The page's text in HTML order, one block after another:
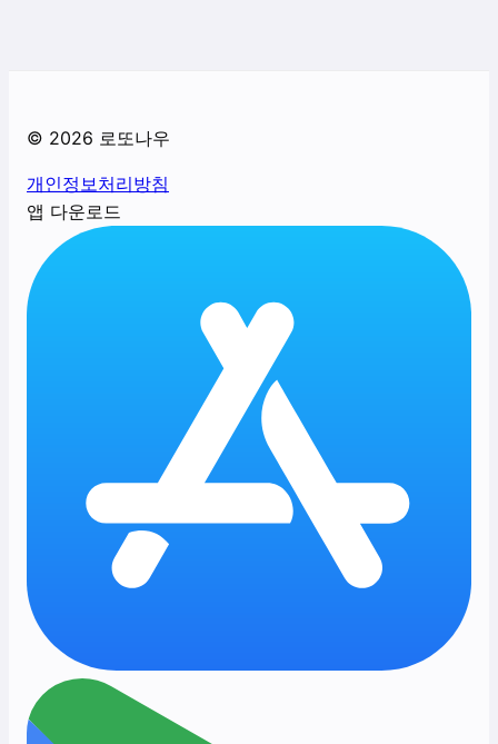
© 2026 로또나우
개인정보처리방침
앱 다운로드